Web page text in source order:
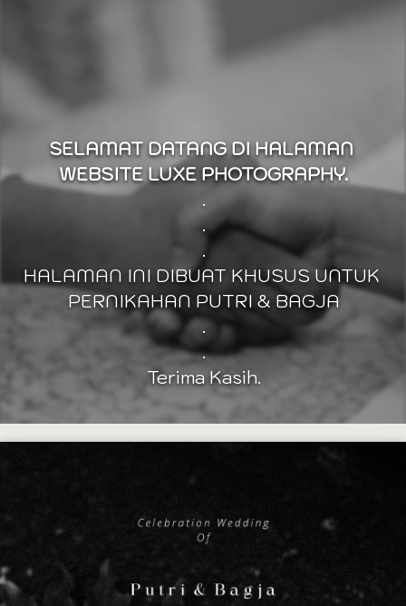
SELAMAT DATANG DI HALAMAN
WEBSITE LUXE PHOTOGRAPHY.
.
.
.
HALAMAN INI DIBUAT KHUSUS UNTUK
PERNIKAHAN PUTRI & BAGJA
.
.
Terima Kasih.